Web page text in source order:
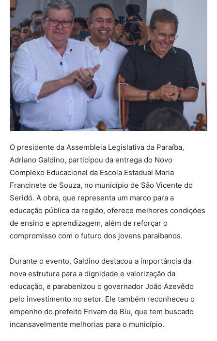
O presidente da Assembleia Legislativa da Paraíba,
Adriano Galdino, participou da entrega do Novo
Complexo Educacional da Escola Estadual Maria
Francinete de Souza, no município de São Vicente do
Seridó. A obra, que representa um marco para a
educação pública da região, oferece melhores condições
de ensino e aprendizagem, além de reforçar o
compromisso com o futuro dos jovens paraibanos.
Durante o evento, Galdino destacou a importância da
nova estrutura para a dignidade e valorização da
educação, e parabenizou o governador João Azevêdo
pelo investimento no setor. Ele também reconheceu o
empenho do prefeito Erivam de Biu, que tem buscado
incansavelmente melhorias para o município.